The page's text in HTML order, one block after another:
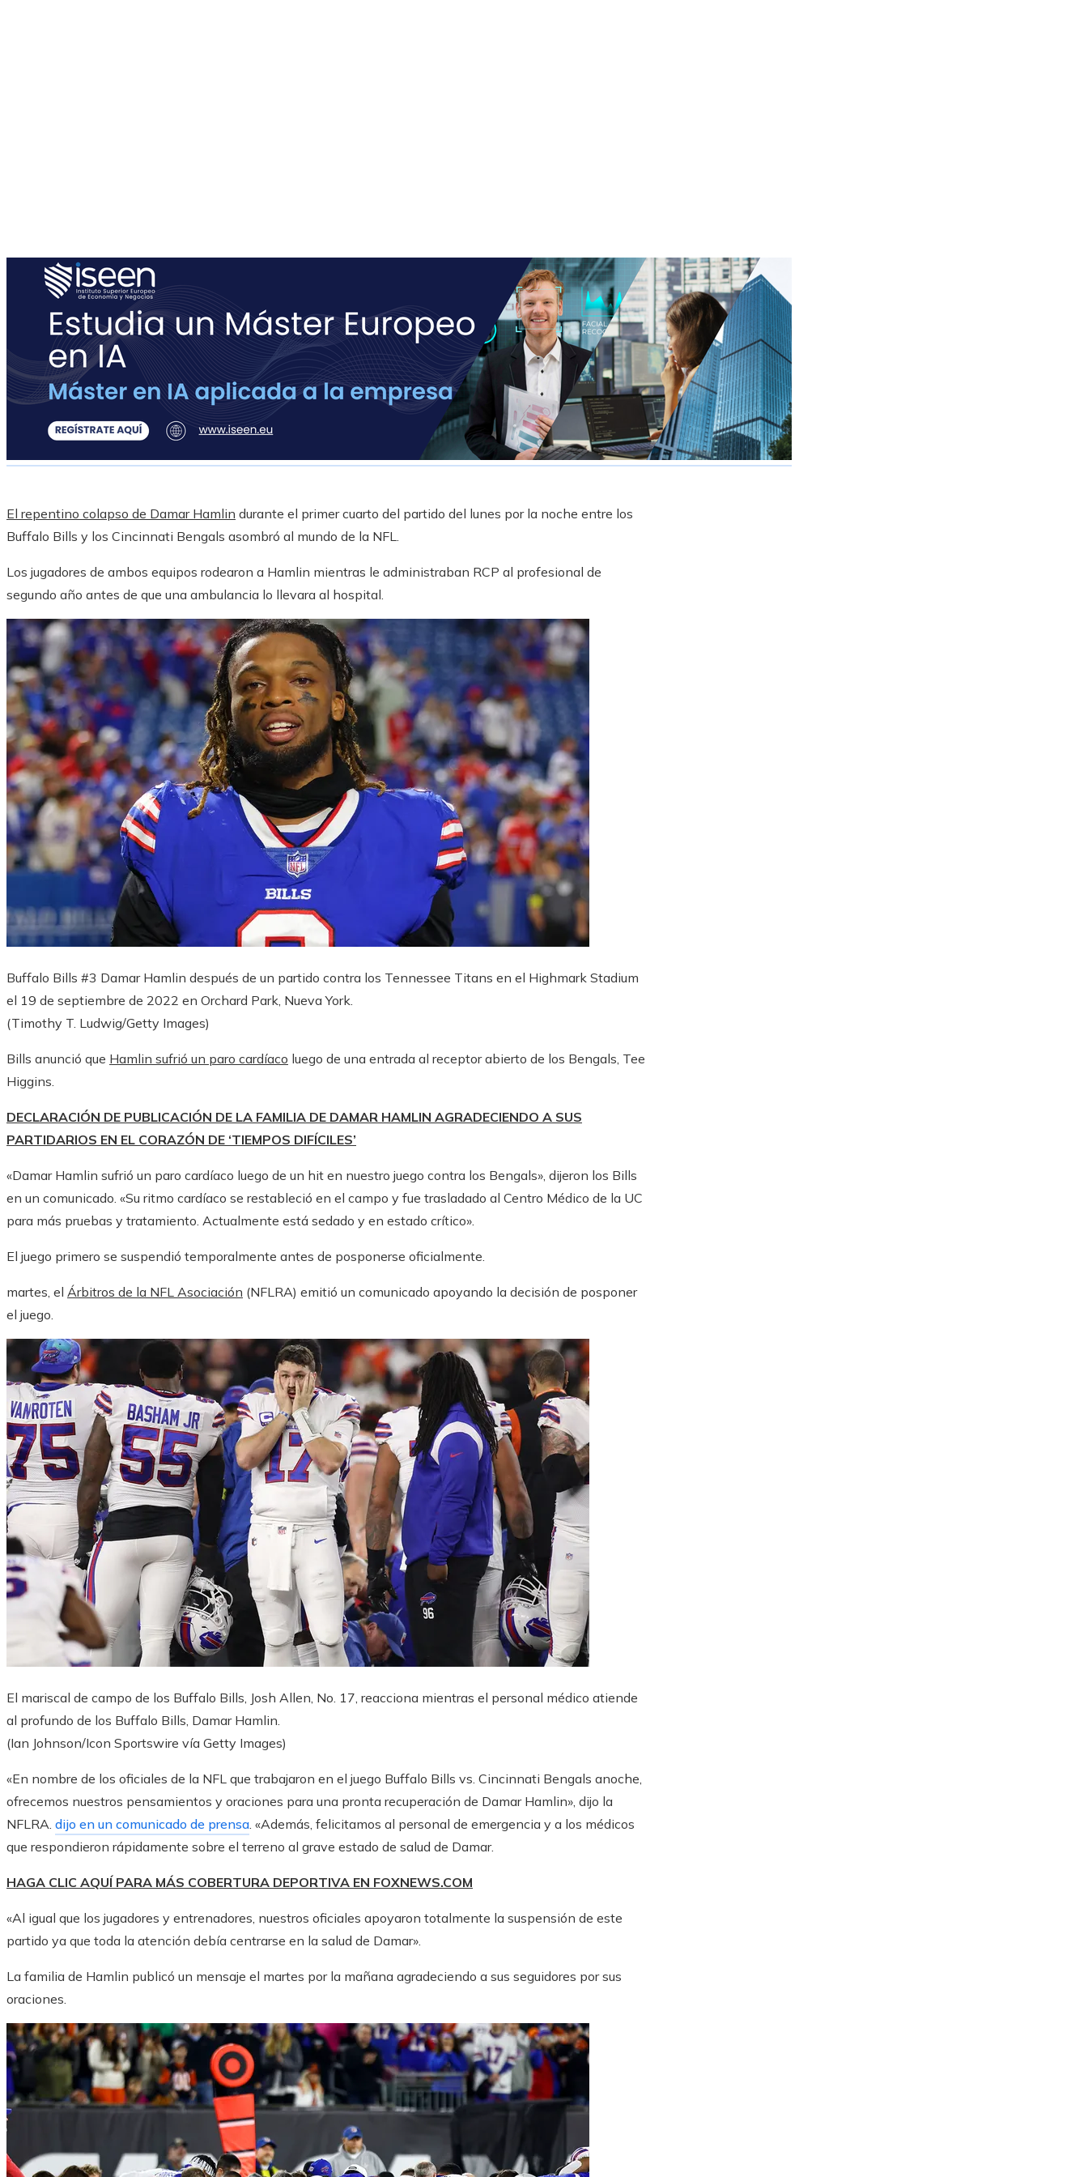
El repentino colapso de Damar Hamlin durante el primer cuarto del partido del lunes por la noche entre los
Buffalo Bills y los Cincinnati Bengals asombró al mundo de la NFL.
Los jugadores de ambos equipos rodearon a Hamlin mientras le administraban RCP al profesional de
segundo año antes de que una ambulancia lo llevara al hospital.
Buffalo Bills #3 Damar Hamlin después de un partido contra los Tennessee Titans en el Highmark Stadium
el 19 de septiembre de 2022 en Orchard Park, Nueva York.
(Timothy T. Ludwig/Getty Images)
Bills anunció que Hamlin sufrió un paro cardíaco luego de una entrada al receptor abierto de los Bengals, Tee
Higgins.
DECLARACIÓN DE PUBLICACIÓN DE LA FAMILIA DE DAMAR HAMLIN AGRADECIENDO A SUS
PARTIDARIOS EN EL CORAZÓN DE ‘TIEMPOS DIFÍCILES’
«Damar Hamlin sufrió un paro cardíaco luego de un hit en nuestro juego contra los Bengals», dijeron los Bills
en un comunicado. «Su ritmo cardíaco se restableció en el campo y fue trasladado al Centro Médico de la UC
para más pruebas y tratamiento. Actualmente está sedado y en estado crítico».
El juego primero se suspendió temporalmente antes de posponerse oficialmente.
martes, el Árbitros de la NFL Asociación (NFLRA) emitió un comunicado apoyando la decisión de posponer
el juego.
El mariscal de campo de los Buffalo Bills, Josh Allen, No. 17, reacciona mientras el personal médico atiende
al profundo de los Buffalo Bills, Damar Hamlin.
(Ian Johnson/Icon Sportswire vía Getty Images)
«En nombre de los oficiales de la NFL que trabajaron en el juego Buffalo Bills vs. Cincinnati Bengals anoche,
ofrecemos nuestros pensamientos y oraciones para una pronta recuperación de Damar Hamlin», dijo la
NFLRA. dijo en un comunicado de prensa. «Además, felicitamos al personal de emergencia y a los médicos
que respondieron rápidamente sobre el terreno al grave estado de salud de Damar.
HAGA CLIC AQUÍ PARA MÁS COBERTURA DEPORTIVA EN FOXNEWS.COM
«Al igual que los jugadores y entrenadores, nuestros oficiales apoyaron totalmente la suspensión de este
partido ya que toda la atención debía centrarse en la salud de Damar».
La familia de Hamlin publicó un mensaje el martes por la mañana agradeciendo a sus seguidores por sus
oraciones.